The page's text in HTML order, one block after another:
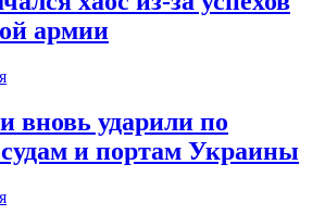
армии
вновь ударили по
и портам Украины